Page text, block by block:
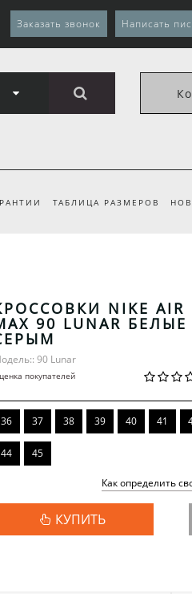
Заказать звонок Написать
ТАБЛИЦА РАЗМЕРОВ
NIKE AIR
90 LUNAR БЕЛЫЕ
90 Lunar
покупателей
36 37 38 39 40 41
44 45
Как определить
КУПИТЬ